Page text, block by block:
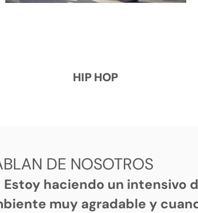
HIP HOP
DE NOSOTROS
Estoy haciendo un intensivo
muy agradable y